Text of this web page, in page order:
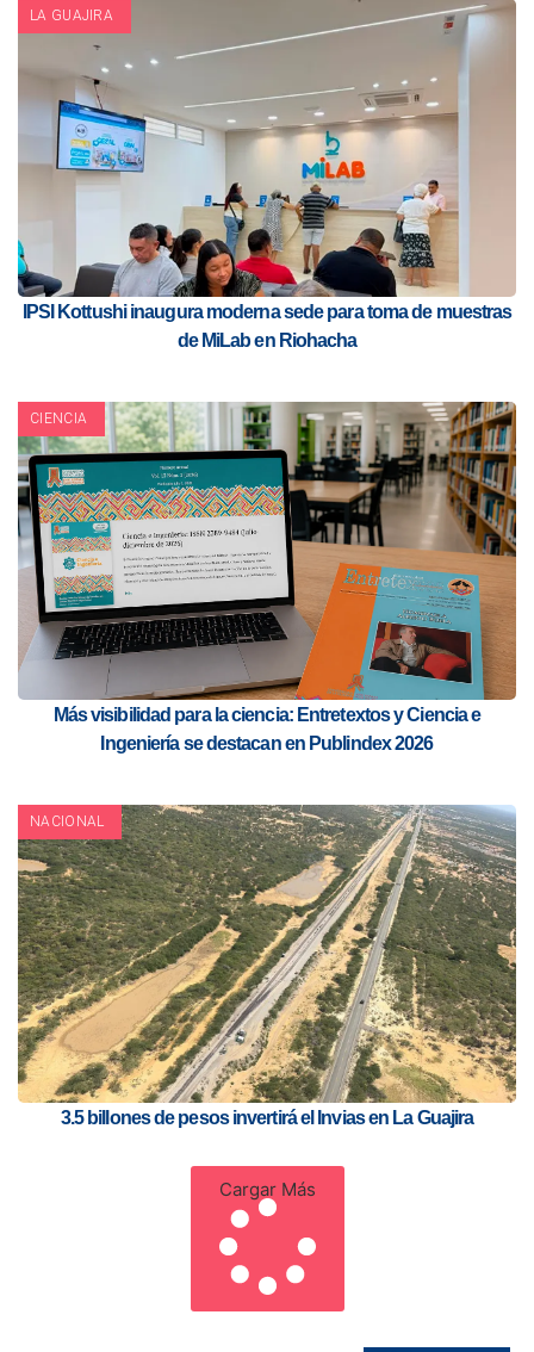
LA GUAJIRA
IPSI Kottushi inaugura moderna sede para toma de muestras
de MiLab en Riohacha
CIENCIA
Más visibilidad para la ciencia: Entretextos y Ciencia e
Ingeniería se destacan en Publindex 2026
NACIONAL
3.5 billones de pesos invertirá el Invias en La Guajira
Cargar Más